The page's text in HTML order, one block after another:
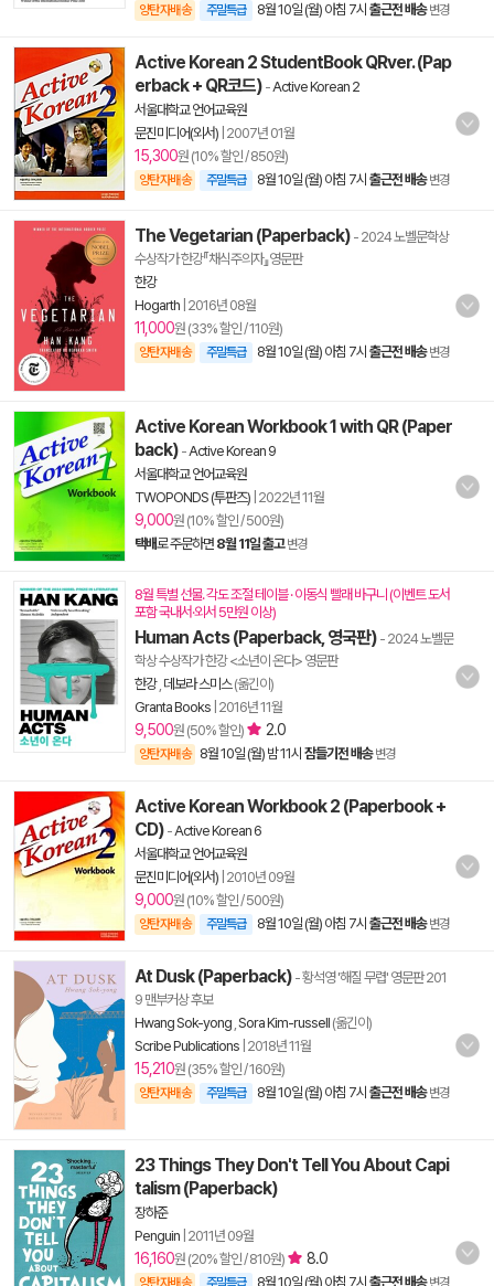
양탄자배송 주말특급 8월 10일 (월) 아침 7시 출근전 배송 변경
Active Korean 2 StudentBook QRver. (Pap
erback + QR코드) -Active Korean 2
서울대학교 언어교육원
문진미디어(외서) 2007년 01월
15,300원 (10% 할인 / 850원)
양탄자배송 주말특급 8월 10일 (월) 아침 7시 출근전 배송 변경
The Vegetarian (Paperback) - 2024 노벨문학상
수상작가 한강『채식주의자』영문판
한강
Hogarth 2016년 08월
11,000원 (33% 할인 / 110원)
양탄자배송 주말특급 8월 10일 (월) 아침 7시 출근전 배송 변경
Active Korean Workbook 1 with QR (Paper
back) -Active Korean 9
서울대학교 언어교육원
TWOPONDS (투판즈) 2022년 11월
9,000원 (10% 할인 / 500원)
택배로 주문하면 8월 11일 출고 변경
8월 특별 선물. 각도 조절 테이블 · 이동식 빨래 바구니 (이벤트 도서
포함 국내서·외서 5만원 이상)
Human Acts (Paperback, 영국판) - 2024 노벨문
학상 수상작가 한강 <소년이 온다> 영문판
한강, 데보라 스미스(옮긴이)
Granta Books 2016년 11월
9,500원 (50% 할인) 2.0
양탄자배송 8월 10일 (월) 밤 11시 잠들기전 배송 변경
Active Korean Workbook 2 (Paperbook +
CD) -Active Korean 6
서울대학교 언어교육원
문진미디어(외서) 2010년 09월
9,000원 (10% 할인 / 500원)
양탄자배송 주말특급 8월 10일 (월) 아침 7시 출근전 배송 변경
At Dusk (Paperback) - 황석영 '해질 무렵' 영문판 201
9 맨부커상 후보
Hwang Sok-yong Sora Kim-russell (옮긴이)
Scribe Publications 2018년 11월
15,210원 (35% 할인 / 160원)
양탄자배송 주말특급 8월 10일 (월) 아침 7시 출근전 배송 변경
23 Things They Don't Tell You About Capi
talism (Paperback)
장하준
Penguin 2011년 09월
16,160원 (20% 할인 / 810원) 8.0
양탄자배송 주말특급 8월 10일 (월) 아침 7시 출근전 배송 변경